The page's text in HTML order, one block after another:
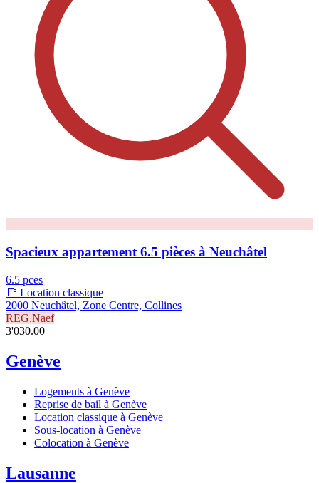
Spacieux appartement 6.5 pièces à Neuchâtel
6.5 pces
📑 Location classique
2000 Neuchâtel, Zone Centre, Collines
REG.Naef
3'030.00
Genève
Logements à Genève
Reprise de bail à Genève
Location classique à Genève
Sous-location à Genève
Colocation à Genève
Lausanne